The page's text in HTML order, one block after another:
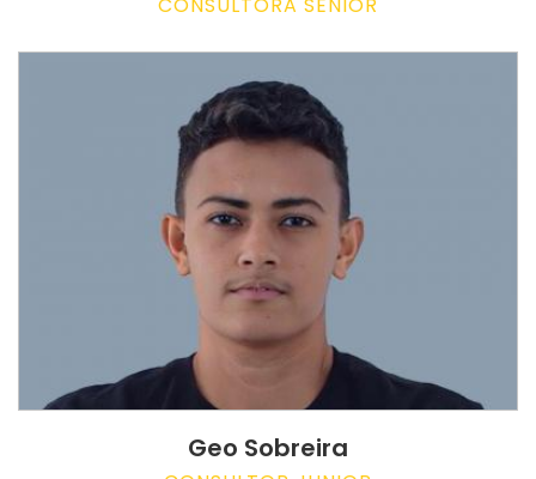
CONSULTORA SENIOR
Geo Sobreira